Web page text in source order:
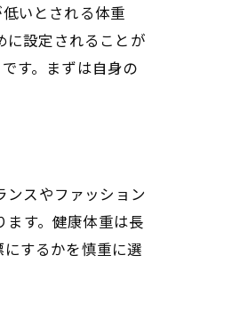
いとされる体重
に設定されることが
す。まずは自身の
ンスやファッション
ます。健康体重は長
するかを慎重に選